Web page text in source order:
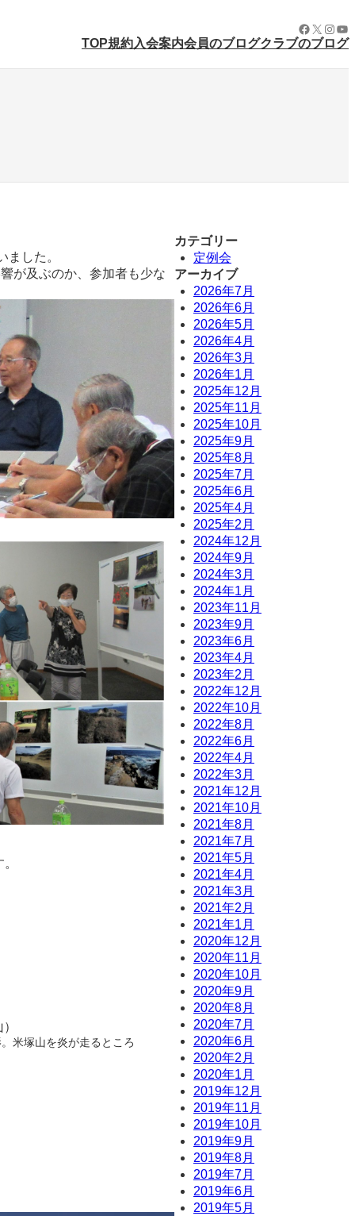
Facebook
X
TOP規約入会案内会員のブログクラブのブログ
した。
が及ぶのか、参加者も少な
米塚山を炎が走るところ
カテゴリー
定例会
アーカイブ
2026年7月
2026年6月
2026年5月
2026年4月
2026年3月
2026年1月
2025年12月
2025年11月
2025年10月
2025年9月
2025年8月
2025年7月
2025年6月
2025年4月
2025年2月
2024年12月
2024年9月
2024年3月
2024年1月
2023年11月
2023年9月
2023年6月
2023年4月
2023年2月
2022年12月
2022年10月
2022年8月
2022年6月
2022年4月
2022年3月
2021年12月
2021年10月
2021年8月
2021年7月
2021年5月
2021年4月
2021年3月
2021年2月
2021年1月
2020年12月
2020年11月
2020年10月
2020年9月
2020年8月
2020年7月
2020年6月
2020年2月
2020年1月
2019年12月
2019年11月
2019年10月
2019年9月
2019年8月
2019年7月
2019年6月
2019年5月